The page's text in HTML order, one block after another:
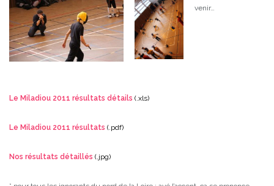
venir…
Le Miladiou 2011 résultats détails (.xls)
Le Miladiou 2011 résultats (.pdf)
Nos résultats détaillés (.jpg)